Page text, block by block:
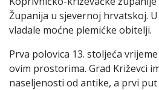
Županija u sjevernoj hrvatskoj.
vladale moćne plemićke obitelji.
Prva polovica 13. stoljeća
ovim prostorima. Grad Križevci
naseljenosti od antike, a prvi put